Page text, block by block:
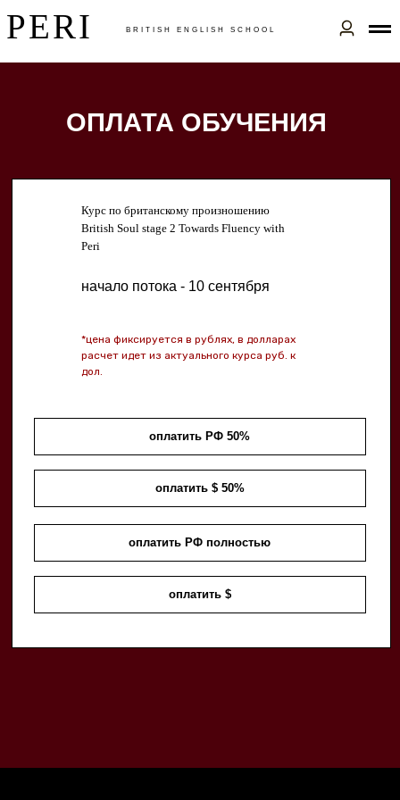
PERI BRITISH ENGLISH SСHOOL
начало потока - 10 сентября
оплатить РФ 50%
оплатить РФ полностью
оплатить $ 50%
оплатить $
Курс по британскому произношению
British Soul stage 2 Towards Fluency with
Peri
ОПЛАТА ОБУЧЕНИЯ
*цена фиксируется в рублях, в долларах
расчет идет из актуального курса руб. к
дол.